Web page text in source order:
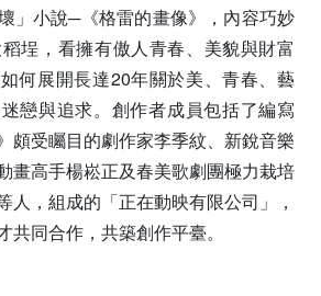
」小說─《格雷的畫像》，內容巧妙
埕，看擁有傲人青春、美貌與財富
何展開長達20年關於美、青春、藝
戀與追求。創作者成員包括了編寫
頗受矚目的劇作家李季紋、新銳音樂
畫高手楊崧正及春美歌劇團極力栽培
人，組成的「正在動映有限公司」，
共同合作，共築創作平臺。